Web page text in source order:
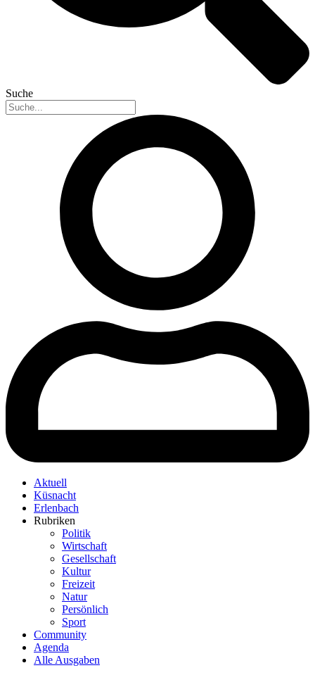
Suche
Aktuell
Küsnacht
Erlenbach
Rubriken
Politik
Wirtschaft
Gesellschaft
Kultur
Freizeit
Natur
Persönlich
Sport
Community
Agenda
Alle Ausgaben